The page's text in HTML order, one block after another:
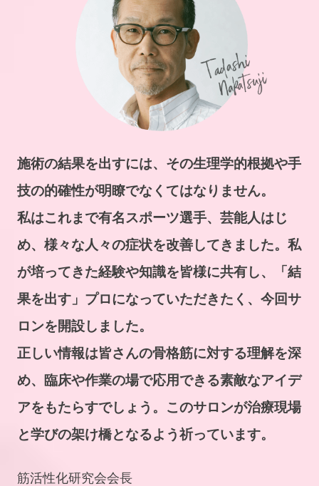
施術の結果を出すには、その生理学的根拠や手
技の的確性が明瞭でなくてはなりません。
私はこれまで有名スポーツ選手、芸能人はじ
め、様々な人々の症状を改善してきました。私
が培ってきた経験や知識を皆様に共有し、「結
果を出す」プロになっていただきたく、今回サ
ロンを開設しました。
正しい情報は皆さんの骨格筋に対する理解を深
め、臨床や作業の場で応用できる素敵なアイデ
アをもたらすでしょう。このサロンが治療現場
と学びの架け橋となるよう祈っています。
筋活性化研究会会長